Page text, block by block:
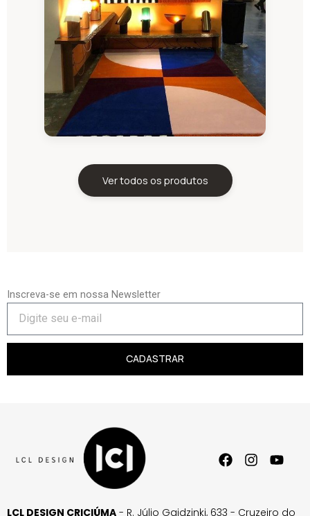
Ver todos os produtos
Inscreva-se em nossa Newsletter
CADASTRAR
LCL DESIGN CRICIÚMA - R. Júlio Gaidzinki, 633 - Cruzeiro do